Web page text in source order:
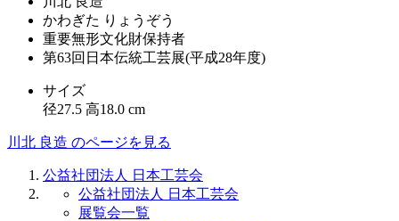
かわぎた りょうぞう
重要無形文化財保持者
第63回日本伝統工芸展(平成28年度)
サイズ
径27.5 高18.0 cm
川北 良造 のページを見る
公益社団法人 日本工芸会
公益社団法人 日本工芸会
展覧会一覧